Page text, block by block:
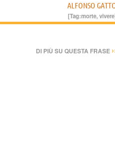
ALFONSO
[Tag:morte,vivere
DI PIÙ SU QUESTA FRASE